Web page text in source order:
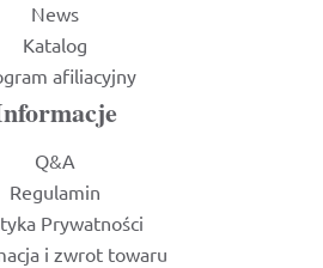
News
Katalog
afiliacyjny
Q&A
Regulamin
Prywatności
i zwrot towaru